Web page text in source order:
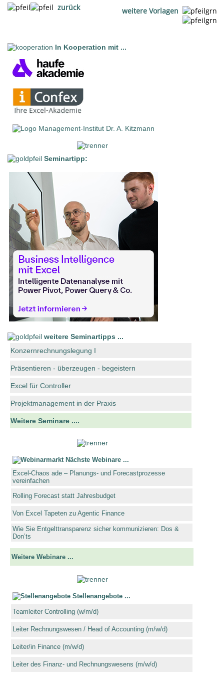
zurück weitere Vorlagen
In Kooperation mit ...
Seminartipp:
weitere Seminartipps ...
Konzernrechnungslegung I
Präsentieren - überzeugen - begeistern
Excel für Controller
Projektmanagement in der Praxis
Weitere Seminare ....
Nächste Webinare ...
Excel-Chaos ade – Planungs- und Forecastprozesse
vereinfachen
Rolling Forecast statt Jahresbudget
Von Excel Tapeten zu Agentic Finance
Wie Sie Entgelttransparenz sicher kommunizieren: Dos &
Don’ts
Weitere Webinare ...
Stellenangebote ...
Teamleiter Controlling (w/m/d)
Leiter Rechnungswesen / Head of Accounting (m/w/d)
Leiter/in Finance (m/w/d)
Leiter des Finanz- und Rechnungswesens (m/w/d)